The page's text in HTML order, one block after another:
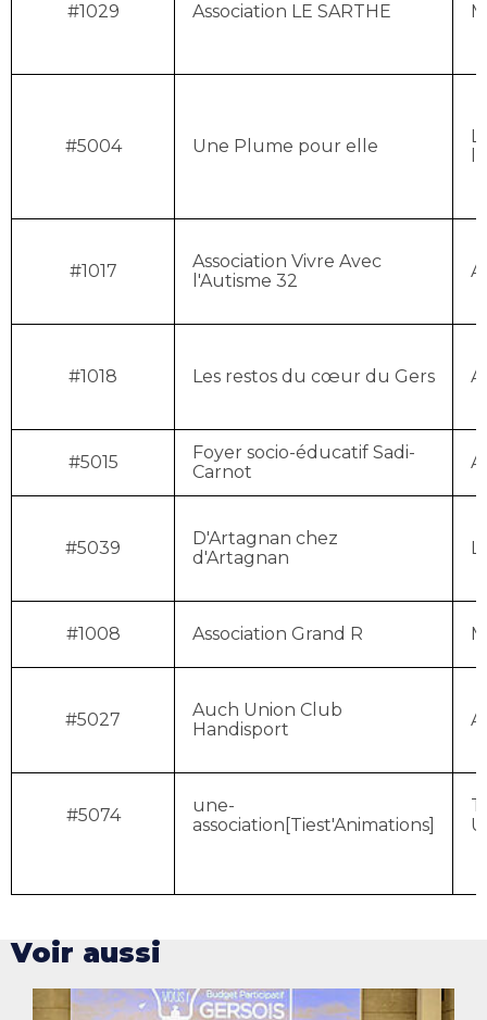
#1029 Association LE SARTHE
#5004 Une Plume pour elle
#1017
Association Vivre Avec
l'Autisme 32
#1018 Les restos du cœur du Gers
#5015
Foyer socio-éducatif Sadi-
Carnot
#5039
D'Artagnan chez
d'Artagnan
#1008 Association Grand R
#5027
Auch Union Club
Handisport
#5074
une-
association[Tiest'Animations]
Voir aussi